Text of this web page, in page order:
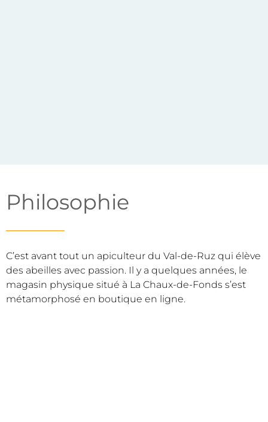
Philosophie
C’est avant tout un apiculteur du Val-de-Ruz qui élève
des abeilles avec passion. Il y a quelques années, le
magasin physique situé à La Chaux-de-Fonds s’est
métamorphosé en boutique en ligne.